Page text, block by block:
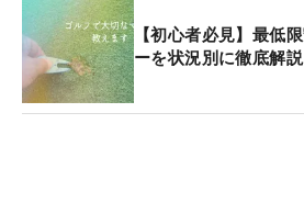
【初心者必見】最低
ーを状況別に徹底解